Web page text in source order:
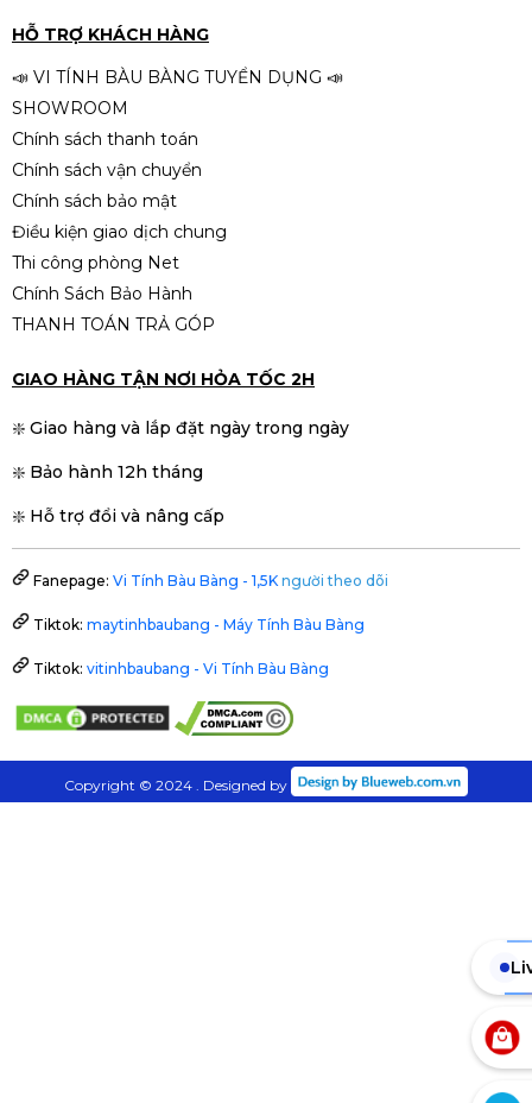
RAM 16GB | SSD 512GB | Nguồn
650W – Hiệu năng mạnh mẽ cho
làm việc, đồ họa và gaming
mạnh tối ưu cho làm việc &
Liên hệ
HỖ TRỢ KHÁCH HÀNG
📣 VI TÍNH BÀU BÀNG TUYỂN DỤNG 📣
SHOWROOM
Chính sách thanh toán
Chính sách vận chuyển
Chính sách bảo mật
Điều kiện giao dịch chung
Thi công phòng Net
Chính Sách Bảo Hành
THANH TOÁN TRẢ GÓP
GIAO HÀNG TẬN NƠI HỎA TỐC 2H
❇️ Giao hàng và lắp đặt ngày trong ngày
❇️ Bảo hành 12h tháng
❇️ Hỗ trợ đổi và nâng cấp
Fanepage: Vi Tính Bàu Bàng - 1,5K người theo dõi
Tiktok: maytinhbaubang - Máy Tính Bàu Bàng
Tiktok: vitinhbaubang - Vi Tính Bàu Bàng
Copyright © 2024 . Designed by